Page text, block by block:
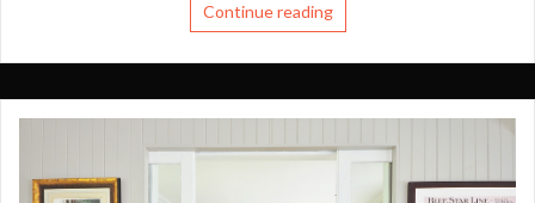
Continue reading